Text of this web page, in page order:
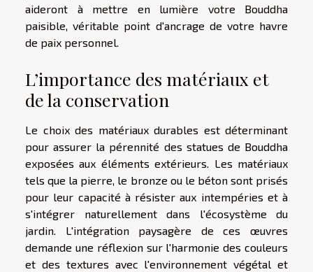
aideront à mettre en lumière votre Bouddha
paisible, véritable point d'ancrage de votre havre
de paix personnel.
L’importance des matériaux et
de la conservation
Le choix des matériaux durables est déterminant
pour assurer la pérennité des statues de Bouddha
exposées aux éléments extérieurs. Les matériaux
tels que la pierre, le bronze ou le béton sont prisés
pour leur capacité à résister aux intempéries et à
s'intégrer naturellement dans l'écosystème du
jardin. L'intégration paysagère de ces œuvres
demande une réflexion sur l'harmonie des couleurs
et des textures avec l'environnement végétal et